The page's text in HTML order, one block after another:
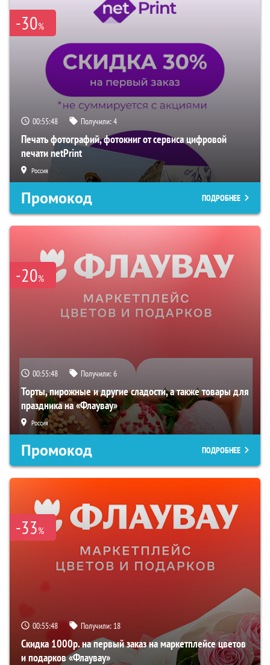
-30%
00:55:47 Получили:4
Печать фотографий, фотокниг от сервиса цифровой
печати netPrint
Россия
Промокод ПОДРОБНЕЕ
-20%
00:55:47 Получили:6
Торты, пирожные и другие сладости, а также товары для
праздника на «Флаувау»
Россия
Промокод ПОДРОБНЕЕ
-33%
00:55:47 Получили: 18
Скидка 1000р. на первый заказ на маркетплейсе цветов
и подарков «Флаувау»